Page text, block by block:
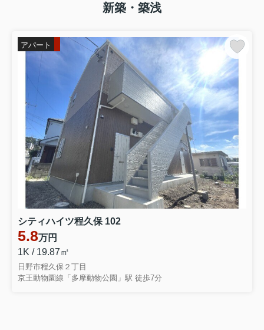
新築・築浅
アパート
シティハイツ程久保 102
5.8万円
1K / 19.87㎡
日野市程久保２丁目
京王動物園線「多摩動物公園」駅 徒歩7分